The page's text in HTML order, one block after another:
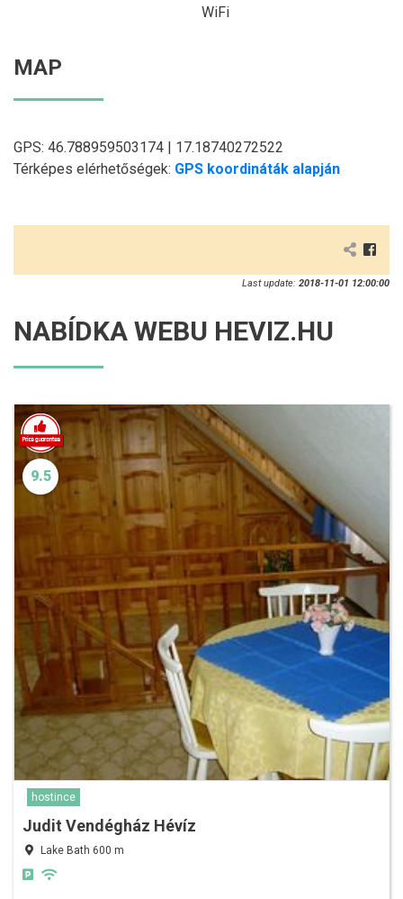
WiFi
MAP
GPS: 46.788959503174 | 17.18740272522
Térképes elérhetőségek: GPS koordináták alapján
Last update: 2018-11-01 12:00:00
NABÍDKA WEBU HEVIZ.HU
9.5
hostince
Judit Vendégház Hévíz
Lake Bath 600 m